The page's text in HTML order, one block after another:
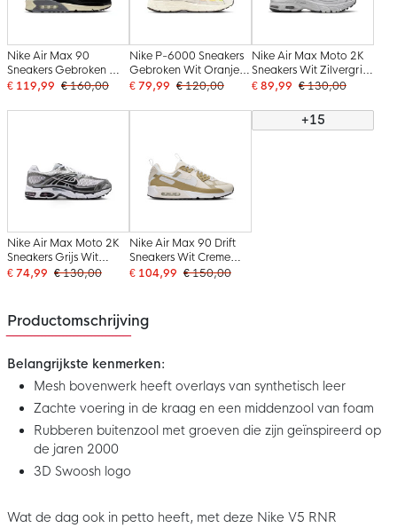
Nike Air Max 90
Sneakers Gebroken Wit
Zwart Zilvergrijs
€ 119,99 € 160,00
Nike P-6000 Sneakers
Gebroken Wit Oranje
Geel Zwart
€ 79,99 € 120,00
Nike Air Max Moto 2K
Sneakers Wit Zilvergrijs
Wit Zwart
€ 89,99 € 130,00
Nike Air Max Moto 2K
Sneakers Grijs Wit
Zilvergrijs Zwart
€ 74,99 € 130,00
Nike Air Max 90 Drift
Sneakers Wit Creme
Beige
€ 104,99 € 150,00
+15
Productomschrijving
Belangrijkste kenmerken:
Mesh bovenwerk heeft overlays van synthetisch leer
Zachte voering in de kraag en een middenzool van foam
Rubberen buitenzool met groeven die zijn geïnspireerd op
de jaren 2000
3D Swoosh logo
Wat de dag ook in petto heeft, met deze Nike V5 RNR